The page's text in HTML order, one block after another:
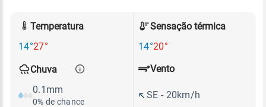
Temperatura
14°27°
Sensação térmica
14°20°
Chuva
0.1mm
0% de chance
Vento
SE - 20km/h